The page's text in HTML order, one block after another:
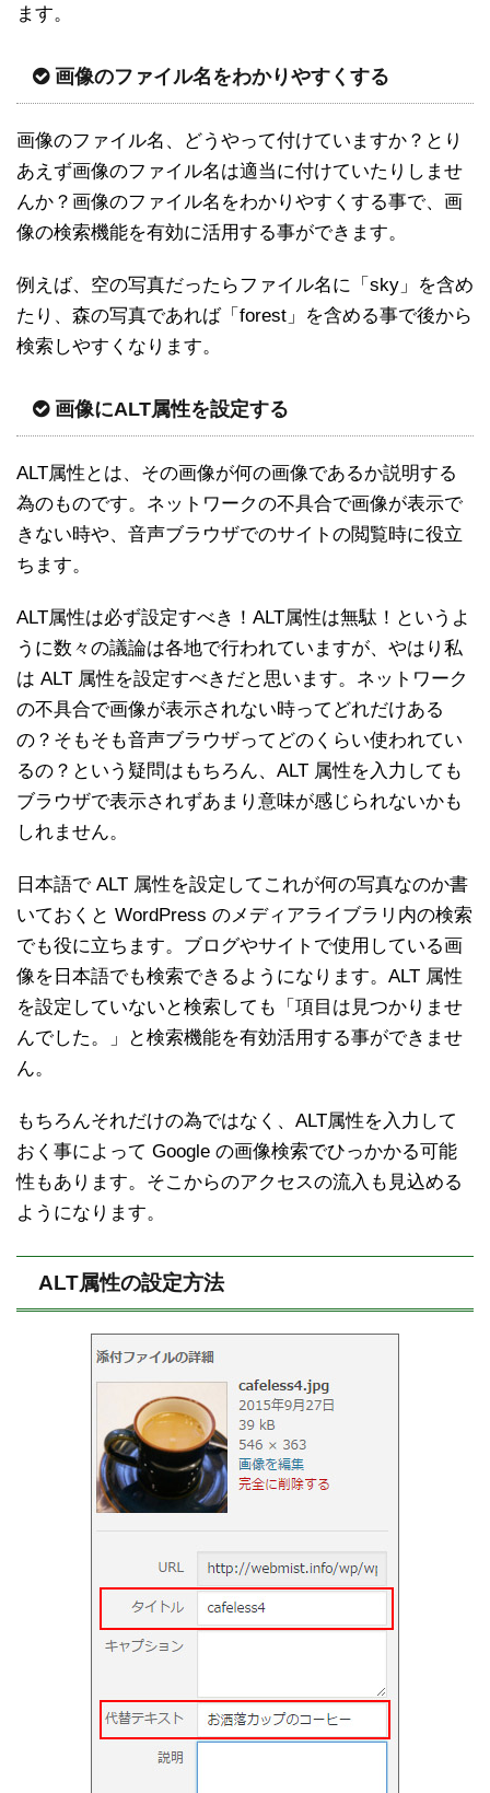
ます。
画像のファイル名をわかりやすくする
画像のファイル名、どうやって付けていますか？とり
あえず画像のファイル名は適当に付けていたりしませ
んか？画像のファイル名をわかりやすくする事で、画
像の検索機能を有効に活用する事ができます。
例えば、空の写真だったらファイル名に「sky」を含め
たり、森の写真であれば「forest」を含める事で後から
検索しやすくなります。
画像にALT属性を設定する
ALT属性とは、その画像が何の画像であるか説明する
為のものです。ネットワークの不具合で画像が表示で
きない時や、音声ブラウザでのサイトの閲覧時に役立
ちます。
ALT属性は必ず設定すべき！ALT属性は無駄！というよ
うに数々の議論は各地で行われていますが、やはり私
は ALT 属性を設定すべきだと思います。ネットワーク
の不具合で画像が表示されない時ってどれだけある
の？そもそも音声ブラウザってどのくらい使われてい
るの？という疑問はもちろん、ALT 属性を入力しても
ブラウザで表示されずあまり意味が感じられないかも
しれません。
日本語で ALT 属性を設定してこれが何の写真なのか書
いておくと WordPress のメディアライブラリ内の検索
でも役に立ちます。ブログやサイトで使用している画
像を日本語でも検索できるようになります。ALT 属性
を設定していないと検索しても「項目は見つかりませ
んでした。」と検索機能を有効活用する事ができませ
ん。
もちろんそれだけの為ではなく、ALT属性を入力して
おく事によって Google の画像検索でひっかかる可能
性もあります。そこからのアクセスの流入も見込める
ようになります。
ALT属性の設定方法